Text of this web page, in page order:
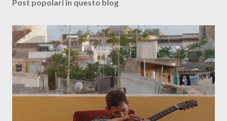
Post popolari in questo blog